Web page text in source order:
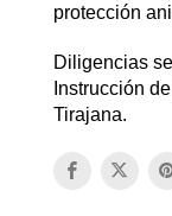
protección
Diligencias
Instrucción
Tirajana.